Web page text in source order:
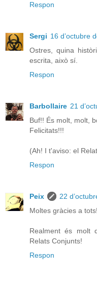
Respon
Sergi 16 d’octubre
Ostres, quina
escrita, això sí.
Respon
Barbollaire 21
Buf!! És molt, molt,
Felicitats!!!
(Ah! I t'aviso: el
Respon
Peix
22
Moltes gràcies a tots!
Realment és molt
Relats Conjunts!
Respon